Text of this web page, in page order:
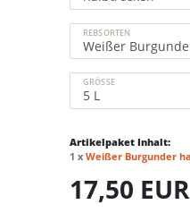
REBSORTEN
GRÖSSE
Artikelpaket Inhalt:
1 x Weißer Burgunder
17,50